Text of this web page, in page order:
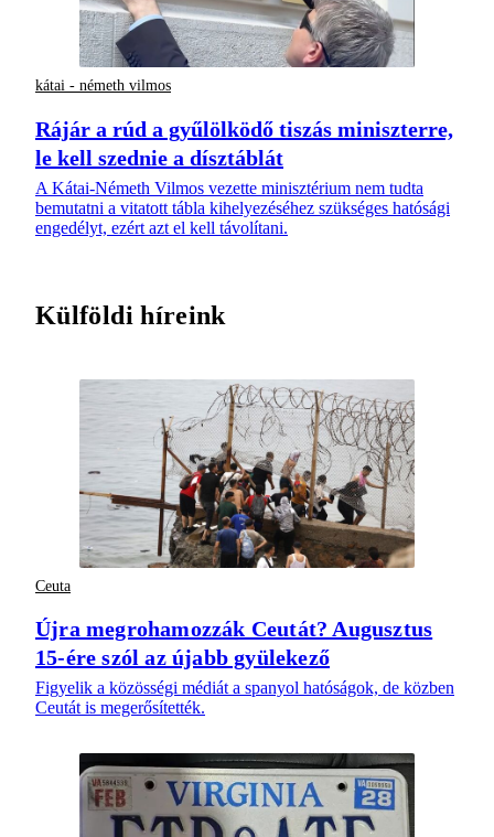
kátai - németh vilmos
Rájár a rúd a gyűlölködő tiszás miniszterre,
le kell szednie a dísztáblát
A Kátai-Németh Vilmos vezette minisztérium nem tudta
bemutatni a vitatott tábla kihelyezéséhez szükséges hatósági
engedélyt, ezért azt el kell távolítani.
Külföldi híreink
Ceuta
Újra megrohamozzák Ceutát? Augusztus
15-ére szól az újabb gyülekező
Figyelik a közösségi médiát a spanyol hatóságok, de közben
Ceutát is megerősítették.